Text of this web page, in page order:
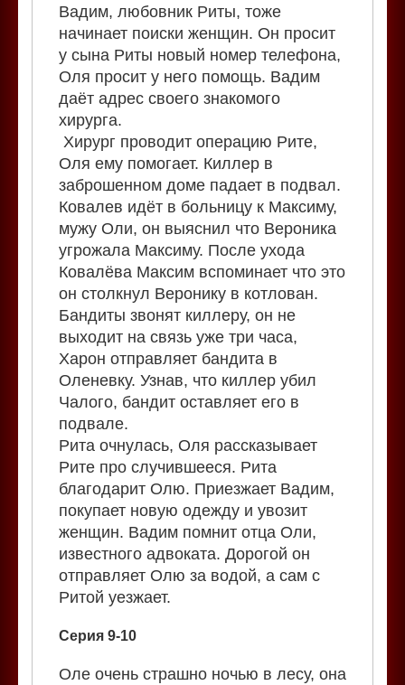
Вадим, любовник Риты, тоже
начинает поиски женщин. Он просит
у сына Риты новый номер телефона,
Оля просит у него помощь. Вадим
даёт адрес своего знакомого
хирурга.
Хирург проводит операцию Рите,
Оля ему помогает. Киллер в
заброшенном доме падает в подвал.
Ковалев идёт в больницу к Максиму,
мужу Оли, он выяснил что Вероника
угрожала Максиму. После ухода
Ковалёва Максим вспоминает что это
он столкнул Веронику в котлован.
Бандиты звонят киллеру, он не
выходит на связь уже три часа,
Харон отправляет бандита в
Оленевку. Узнав, что киллер убил
Чалого, бандит оставляет его в
подвале.
Рита очнулась, Оля рассказывает
Рите про случившееся. Рита
благодарит Олю. Приезжает Вадим,
покупает новую одежду и увозит
женщин. Вадим помнит отца Оли,
известного адвоката. Дорогой он
отправляет Олю за водой, а сам с
Ритой уезжает.
Серия 9-10
Оле очень страшно ночью в лесу, она